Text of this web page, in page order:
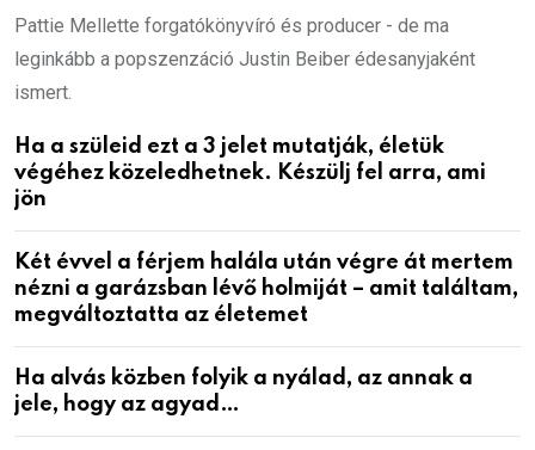
Pattie Mellette forgatókönyvíró és producer - de ma
leginkább a popszenzáció Justin Beiber édesanyjaként
ismert.
Ha a szüleid ezt a 3 jelet mutatják, életük
végéhez közeledhetnek. Készülj fel arra, ami
jön
Két évvel a férjem halála után végre át mertem
nézni a garázsban lévő holmiját – amit találtam,
megváltoztatta az életemet
Ha alvás közben folyik a nyálad, az annak a
jele, hogy az agyad…